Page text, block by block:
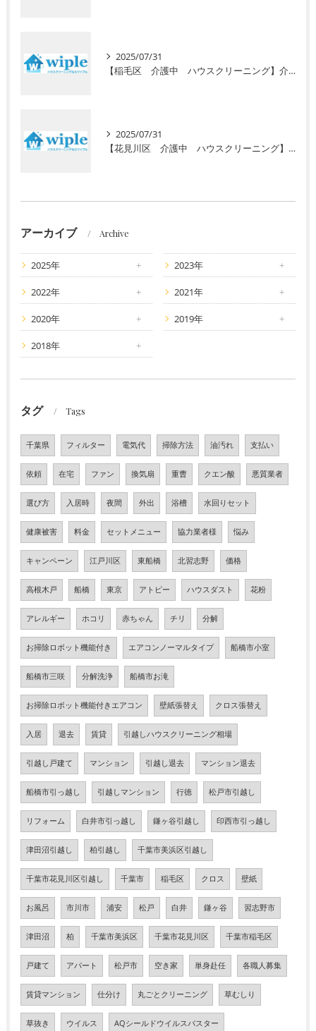
2025/07/31
【稲毛区 介護中 ハウスクリーニング】介護で忙しいあなたに初回お試し半額キャンペーン！安心の高齢者専門サービスで毎日の暮らしをサポート
2025/07/31
【花見川区 介護中 ハウスクリーニング】介護で忙しいあなたへ。初回半額キャンペーンで水回りのプロ清掃を体験しませんか？
アーカイブ Archive
2025年 2023年
2022年 2021年
2020年 2019年
2018年
タグ Tags
千葉県 フィルター 電気代 掃除方法 油汚れ 支払い
依頼 在宅 ファン 換気扇 重曹 クエン酸 悪質業者
選び方 入居時 夜間 外出 浴槽 水回りセット
健康被害 料金 セットメニュー 協力業者様 悩み
キャンペーン 江戸川区 東船橋 北習志野 価格
高根木戸 船橋 東京 アトピー ハウスダスト 花粉
アレルギー ホコリ 赤ちゃん チリ 分解
お掃除ロボット機能付き エアコンノーマルタイプ 船橋市小室
船橋市三咲 分解洗浄 船橋市お滝
お掃除ロボット機能付きエアコン 壁紙張替え クロス張替え
入居 退去 賃貸 引越しハウスクリーニング相場
引越し戸建て マンション 引越し退去 マンション退去
船橋市引っ越し 引越しマンション 行徳 松戸市引越し
リフォーム 白井市引っ越し 鎌ヶ谷引越し 印西市引っ越し
津田沼引越し 柏引越し 千葉市美浜区引越し
千葉市花見川区引越し 千葉市 稲毛区 クロス 壁紙
お風呂 市川市 浦安 松戸 白井 鎌ヶ谷 習志野市
津田沼 柏 千葉市美浜区 千葉市花見川区 千葉市稲毛区
戸建て アパート 松戸市 空き家 単身赴任 各職人募集
賃貸マンション 仕分け 丸ごとクリーニング 草むしり
草抜き ウイルス AQシールドウイルスバスター